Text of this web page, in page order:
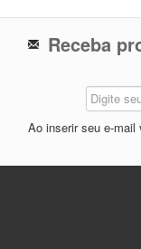
Receba
Ao inserir seu e-